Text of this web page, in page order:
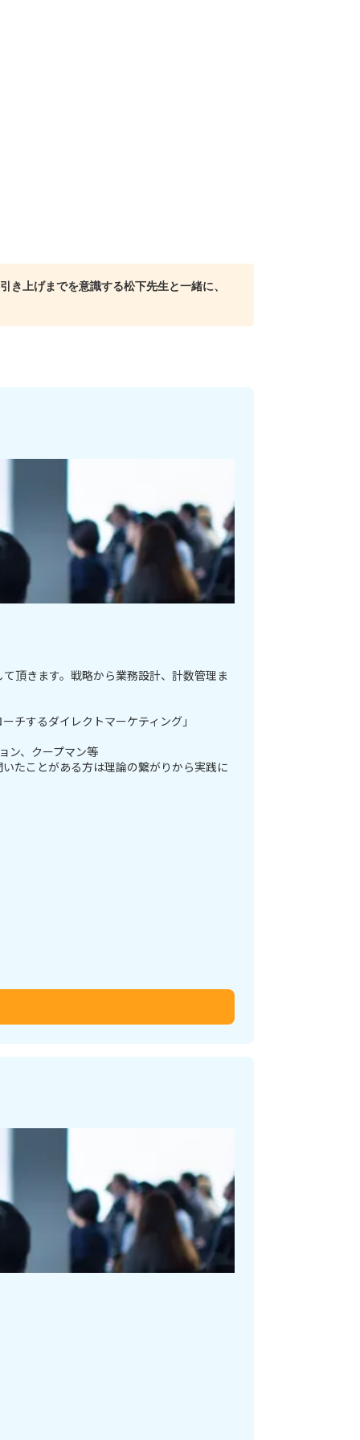
上げまでを意識する松下先生と一緒に、
頂きます。戦略から業務設計、計数管理ま
チするダイレクトマーケティング」
ン、クープマン等
たことがある方は理論の繋がりから実践に